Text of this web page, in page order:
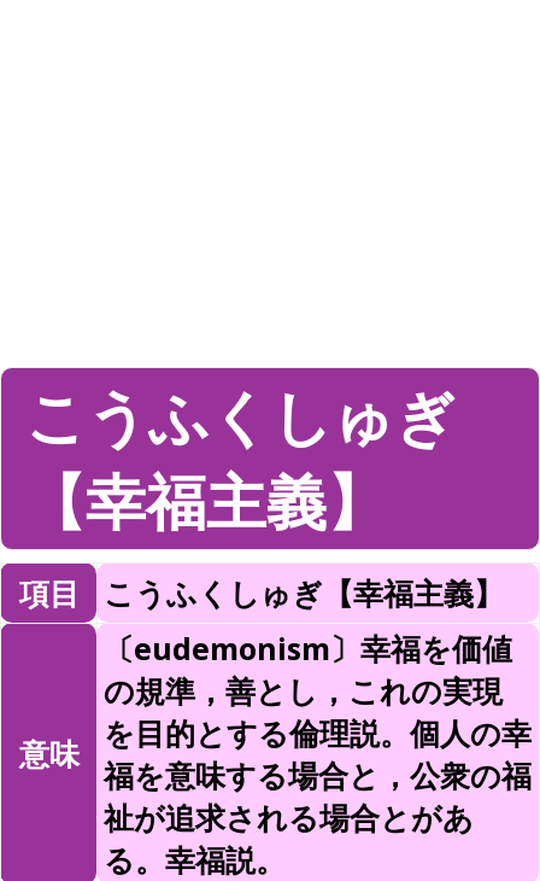
こうふくしゅぎ
【幸福主義】
項目 こうふくしゅぎ【幸福主義】
意味
〔eudemonism〕幸福を価値
の規準，善とし，これの実現
を目的とする倫理説。個人の幸
福を意味する場合と，公衆の福
祉が追求される場合とがあ
る。幸福説。